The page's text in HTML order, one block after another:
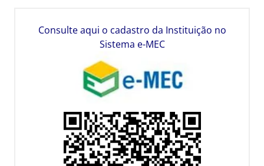
Consulte aqui o cadastro da Instituição no
Sistema e-MEC